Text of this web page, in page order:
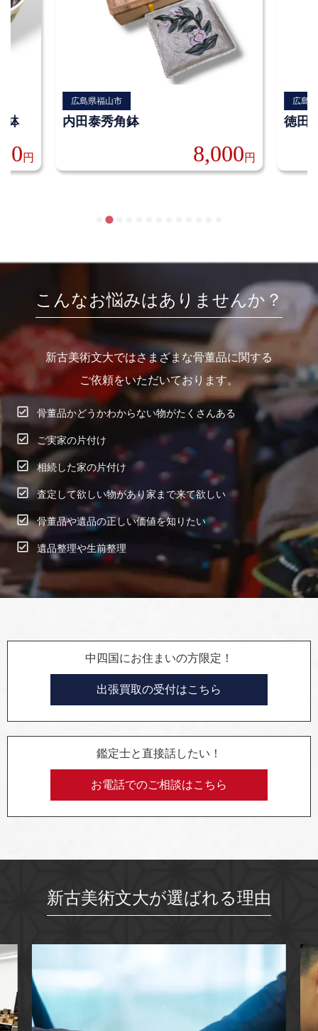
鉢
円
広島県福山市
内田泰秀角鉢
8,000円
広島
徳田
こんなお悩みはありませんか？
新古美術文大ではさまざまな骨董品に関する
ご依頼をいただいております。
骨董品かどうかわからない物がたくさんある
ご実家の片付け
相続した家の片付け
査定して欲しい物があり家まで来て欲しい
骨董品や遺品の正しい価値を知りたい
遺品整理や生前整理
中四国にお住まいの方限定！
出張買取の受付はこちら
鑑定士と直接話したい！
お電話でのご相談はこちら
新古美術文大が選ばれる理由